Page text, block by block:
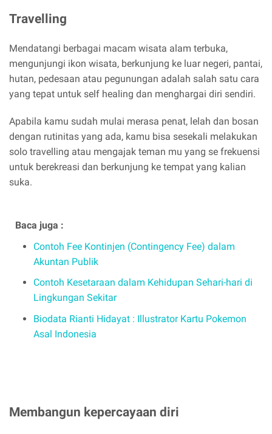
Travelling
Mendatangi berbagai macam wisata alam terbuka,
mengunjungi ikon wisata, berkunjung ke luar negeri, pantai,
hutan, pedesaan atau pegunungan adalah salah satu cara
yang tepat untuk self healing dan menghargai diri sendiri.
Apabila kamu sudah mulai merasa penat, lelah dan bosan
dengan rutinitas yang ada, kamu bisa sesekali melakukan
solo travelling atau mengajak teman mu yang se frekuensi
untuk berekreasi dan berkunjung ke tempat yang kalian
suka.
Baca juga :
Contoh Fee Kontinjen (Contingency Fee) dalam
Akuntan Publik
Contoh Kesetaraan dalam Kehidupan Sehari-hari di
Lingkungan Sekitar
Biodata Rianti Hidayat : Illustrator Kartu Pokemon
Asal Indonesia
Membangun kepercayaan diri